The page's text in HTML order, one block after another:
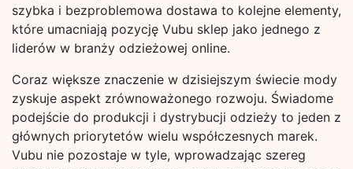
szybka i bezproblemowa dostawa to kolejne elementy,
które umacniają pozycję Vubu sklep jako jednego z
liderów w branży odzieżowej online.
Coraz większe znaczenie w dzisiejszym świecie mody
zyskuje aspekt zrównoważonego rozwoju. Świadome
podejście do produkcji i dystrybucji odzieży to jeden z
głównych priorytetów wielu współczesnych marek.
Vubu nie pozostaje w tyle, wprowadzając szereg